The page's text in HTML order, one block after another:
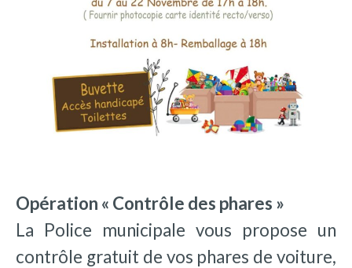
Opération « Contrôle des phares »
La Police municipale vous propose un
contrôle gratuit de vos phares de voiture,